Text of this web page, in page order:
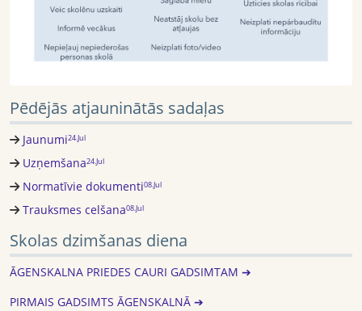
Pēdējās atjauninātās sadaļas
Jaunumi24.Jul
Uzņemšana24.Jul
Normatīvie dokumenti08.Jul
Trauksmes celšana08.Jul
Skolas dzimšanas diena
ĀGENSKALNA PRIEDES CAURI GADSIMTAM ➔
PIRMAIS GADSIMTS ĀGENSKALNĀ ➔